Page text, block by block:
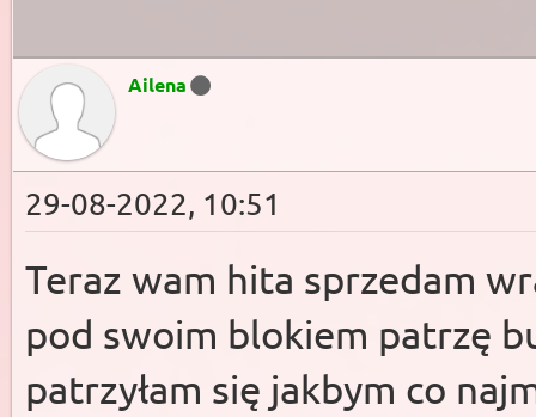
Ailena
29-08-2022, 10:51
Teraz wam hita sprzedam
pod swoim blokiem patrzę
patrzyłam się jakbym co